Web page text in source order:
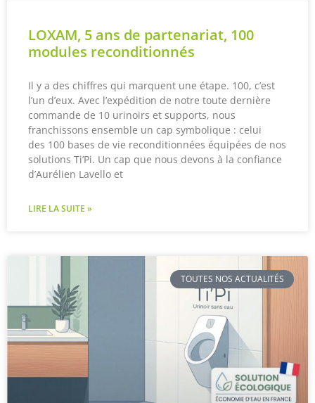
LOXAM, 5 ans de partenariat, 100
modules reconditionnés
Il y a des chiffres qui marquent une étape. 100, c’est
l’un d’eux. Avec l’expédition de notre toute dernière
commande de 10 urinoirs et supports, nous
franchissons ensemble un cap symbolique : celui
des 100 bases de vie reconditionnées équipées de nos
solutions Ti’Pi. Un cap que nous devons à la confiance
d’Aurélien Lavello et
LIRE LA SUITE »
TOUTES NOS ACTUALITÉS